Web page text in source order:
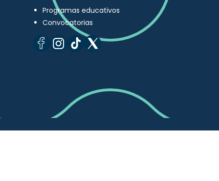
Programas educativos
Convocatorias